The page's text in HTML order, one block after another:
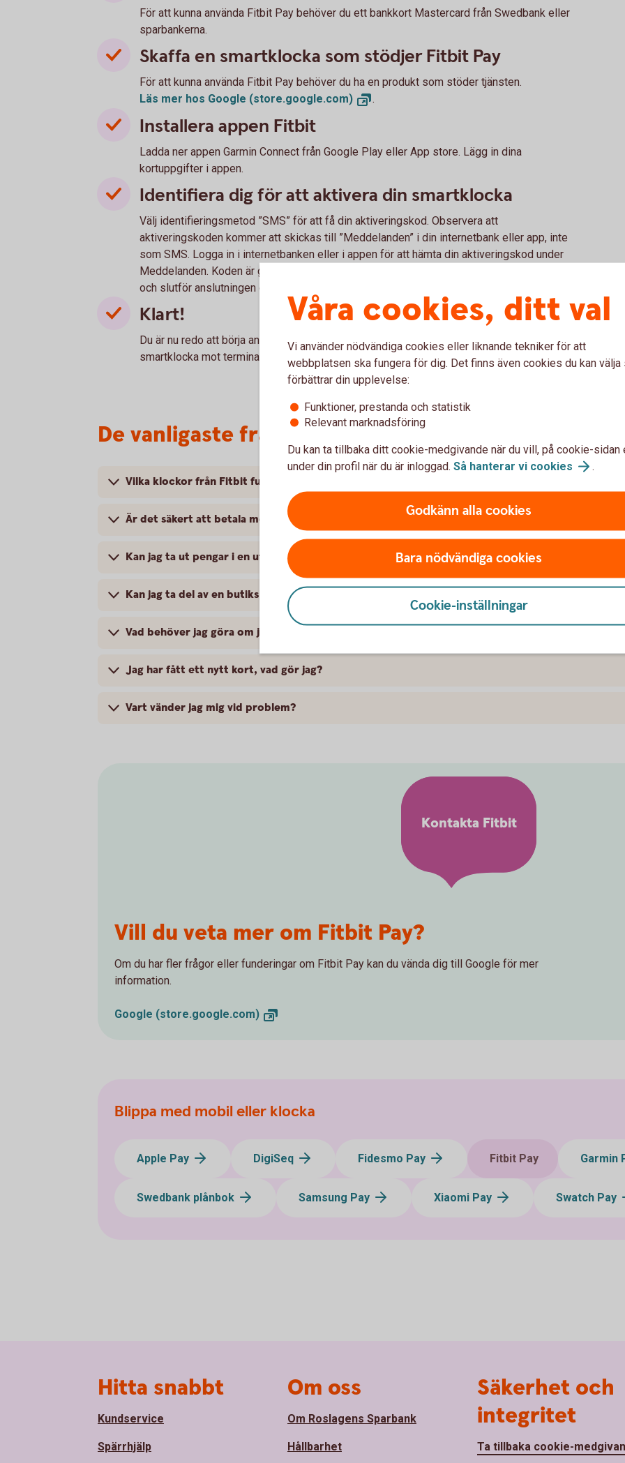
För att kunna använda Fitbit Pay behöver du ett bankkort Mastercard från Swedbank eller
sparbankerna.
Skaffa en smartklocka som stödjer Fitbit Pay
För att kunna använda Fitbit Pay behöver du ha en produkt som stöder tjänsten.
Läs mer hos Google (store.google.com) .
Installera appen Fitbit
Ladda ner appen Garmin Connect från Google Play eller App store. Lägg in dina
kortuppgifter i appen.
Identifiera dig för att aktivera din smartklocka
Välj identifieringsmetod ”SMS” för att få din aktiveringskod. Observera att
aktiveringskoden kommer att skickas till ”Meddelanden” i din internetbank eller app, inte
som SMS. Logga in i internetbanken eller i appen för att hämta din aktiveringskod under
Meddelanden. Koden är giltig i 60 minuter. Ange sedan aktiveringskoden i appen Fitbit
och slutför anslutningen genom att följa instruktionerna.
Klart!
Du är nu redo att börja använda din smartklocka i butik. Du betalar genom att blippa din
smartklocka mot terminalen där symbolen för kontaktlösa betalningar visas.
De vanligaste frågorna om Fitbit Pay
Vilka klockor från Fitbit fungerar att betala med?
Är det säkert att betala med Fitbit Pay?
Kan jag ta ut pengar i en uttagsautomat med Fitbit Pay?
Kan jag ta del av en butiks medlemsprogram när jag handlar med Fitbit Pay?
Vad behöver jag göra om jag blivit av med min smartklocka?
Jag har fått ett nytt kort, vad gör jag?
Vart vänder jag mig vid problem?
Kontakta Fitbit
Vill du veta mer om Fitbit Pay?
Om du har fler frågor eller funderingar om Fitbit Pay kan du vända dig till Google för mer
information.
Google (store.google.com)
Blippa med mobil eller klocka
Apple Pay DigiSeq Fidesmo Pay Fitbit Pay Garmin
Swedbank plånbok Samsung Pay Xiaomi Pay Swatch Pay
Våra cookies, ditt val
Vi använder nödvändiga cookies eller liknande tekniker för att
webbplatsen ska fungera för dig. Det finns även cookies du kan välja
förbättrar din upplevelse:
Funktioner, prestanda och statistik
Relevant marknadsföring
Du kan ta tillbaka ditt cookie-medgivande när du vill, på cookie-sidan
under din profil när du är inloggad. Så hanterar vi cookies .
Godkänn alla cookies
Bara nödvändiga cookies
Cookie-inställningar
Hitta snabbt
Kundservice
Spärrhjälp
Om oss
Om Roslagens Sparbank
Hållbarhet
Säkerhet och
integritet
Ta tillbaka cookie-